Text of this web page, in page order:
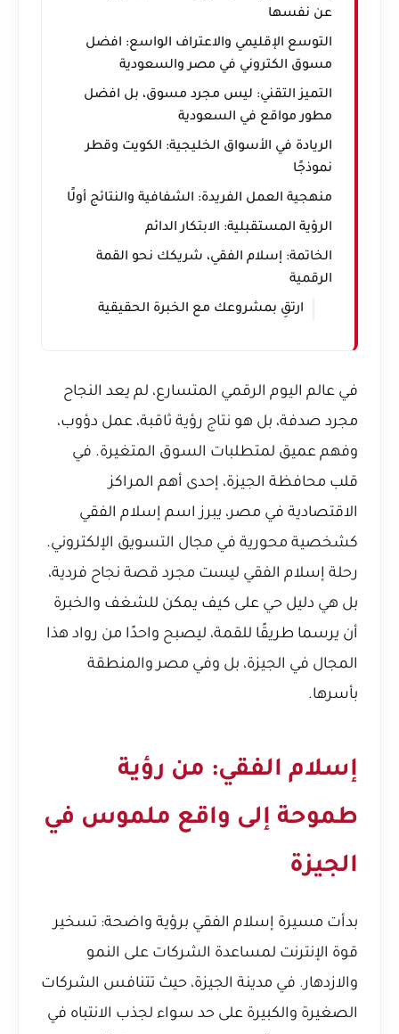
عن نفسها
التوسع الإقليمي والاعتراف الواسع: افضل
مسوق الكتروني في مصر والسعودية
التميز التقني: ليس مجرد مسوق، بل افضل
مطور مواقع في السعودية
الريادة في الأسواق الخليجية: الكويت وقطر
نموذجًا
منهجية العمل الفريدة: الشفافية والنتائج أولًا
الرؤية المستقبلية: الابتكار الدائم
الخاتمة: إسلام الفقي، شريكك نحو القمة
الرقمية
ارتقِ بمشروعك مع الخبرة الحقيقية
في عالم اليوم الرقمي المتسارع، لم يعد النجاح
مجرد صدفة، بل هو نتاج رؤية ثاقبة، عمل دؤوب،
وفهم عميق لمتطلبات السوق المتغيرة. في
قلب محافظة الجيزة، إحدى أهم المراكز
الاقتصادية في مصر، يبرز اسم إسلام الفقي
كشخصية محورية في مجال التسويق الإلكتروني.
رحلة إسلام الفقي ليست مجرد قصة نجاح فردية،
بل هي دليل حي على كيف يمكن للشغف والخبرة
أن يرسما طريقًا للقمة، ليصبح واحدًا من رواد هذا
المجال في الجيزة، بل وفي مصر والمنطقة
بأسرها.
إسلام الفقي: من رؤية
طموحة إلى واقع ملموس في
الجيزة
بدأت مسيرة إسلام الفقي برؤية واضحة: تسخير
قوة الإنترنت لمساعدة الشركات على النمو
والازدهار. في مدينة الجيزة، حيث تتنافس الشركات
الصغيرة والكبيرة على حد سواء لجذب الانتباه في